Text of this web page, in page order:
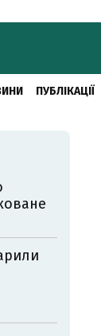
ПУБЛІКАЦІЇ